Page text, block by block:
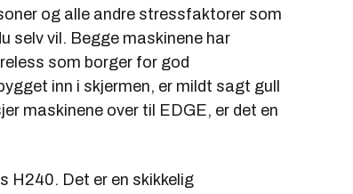
og alle andre stressfaktorer som
selv vil. Begge maskinene har
som borger for god
inn i skjermen, er mildt sagt gull
maskinene over til EDGE, er det en
H240. Det er en skikkelig